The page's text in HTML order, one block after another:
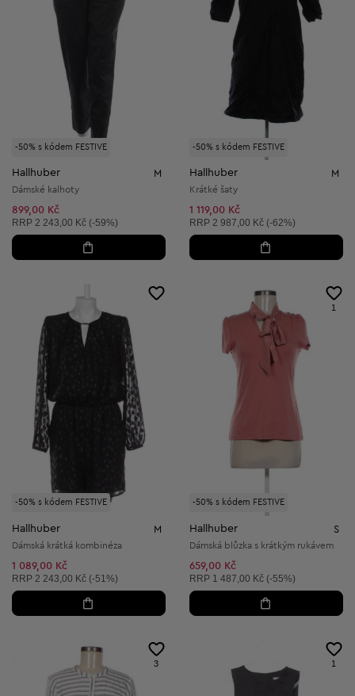
-50% s kódem FESTIVE
Hallhuber M
Dámské kalhoty
899,00 Kč
Doporučená cena:
RRP 2 243,00 Kč (-59%)
-50% s kódem FESTIVE
Hallhuber M
Krátké šaty
1 119,00 Kč
Doporučená cena:
RRP 2 987,00 Kč (-62%)
-50% s kódem FESTIVE
Hallhuber M
Dámská krátká kombinéza
1 089,00 Kč
Doporučená cena:
RRP 2 243,00 Kč (-51%)
-50% s kódem FESTIVE
1
Hallhuber S
Dámská blůzka s krátkým rukávem
659,00 Kč
Doporučená cena:
RRP 1 487,00 Kč (-55%)
3 1